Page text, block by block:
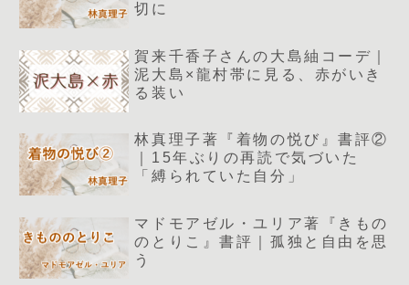
切に
賀来千香子さんの大島紬コーデ｜
泥大島×龍村帯に見る、赤がいき
る装い
林真理子著『着物の悦び』書評②
｜15年ぶりの再読で気づいた
「縛られていた自分」
マドモアゼル・ユリア著『きもの
のとりこ』書評｜孤独と自由を思
う